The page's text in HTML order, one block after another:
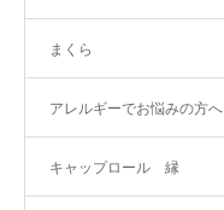
まくら
アレルギーでお悩みの方へ
キャップロール 縁